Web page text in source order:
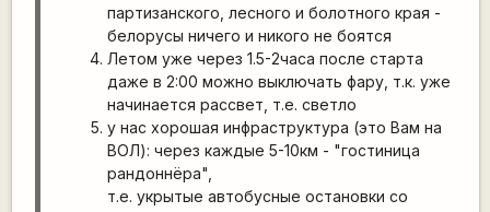
партизанского, лесного и болотного края -
белорусы ничего и никого не боятся
Летом уже через 1.5-2часа после старта
даже в 2:00 можно выключать фару, т.к. уже
начинается рассвет, т.е. светло
у нас хорошая инфраструктура (это Вам на
ВОЛ): через каждые 5-10км - "гостиница
рандоннёра",
т.е. укрытые автобусные остановки со